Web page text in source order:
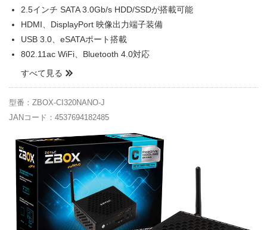
2.5インチ SATA 3.0Gb/s HDD/SSDが搭載可能
HDMI、DisplayPort 映像出力端子装備
USB 3.0、eSATAポート搭載
802.11ac WiFi、Bluetooth 4.0対応
すべて見る
型番：ZBOX-CI320NANO-J
JANコード：4537694182485